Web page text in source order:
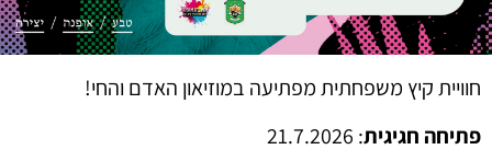
חוויית קיץ משפחתית מפתיעה במוזיאון האדם והחי!
פתיחה חגיגית: 21.7.2026